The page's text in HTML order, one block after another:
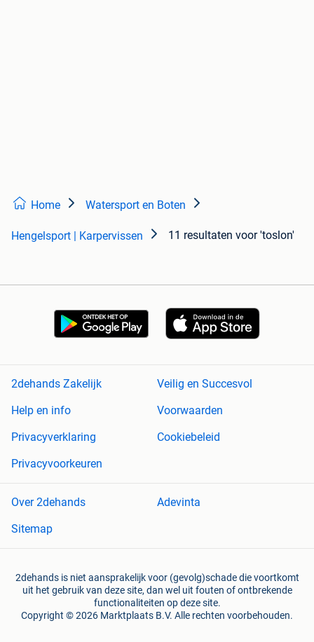
Home Watersport en Boten
Hengelsport | Karpervissen 11 resultaten voor 'toslon'
2dehands Zakelijk
Veilig en Succesvol
Help en info
Voorwaarden
Privacyverklaring
Cookiebeleid
Privacyvoorkeuren
Over 2dehands
Adevinta
Sitemap
2dehands is niet aansprakelijk voor (gevolg)schade die voortkomt
uit het gebruik van deze site, dan wel uit fouten of ontbrekende
functionaliteiten op deze site.
Copyright © 2026 Marktplaats B.V. Alle rechten voorbehouden.